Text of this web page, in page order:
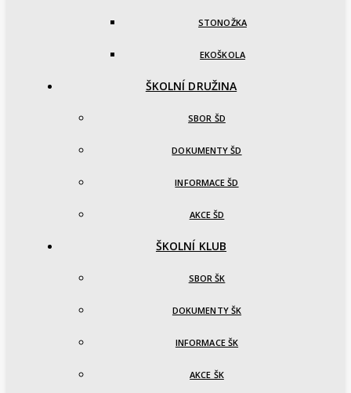
STONOŽKA
EKOŠKOLA
ŠKOLNÍ DRUŽINA
SBOR ŠD
DOKUMENTY ŠD
INFORMACE ŠD
AKCE ŠD
ŠKOLNÍ KLUB
SBOR ŠK
DOKUMENTY ŠK
INFORMACE ŠK
AKCE ŠK